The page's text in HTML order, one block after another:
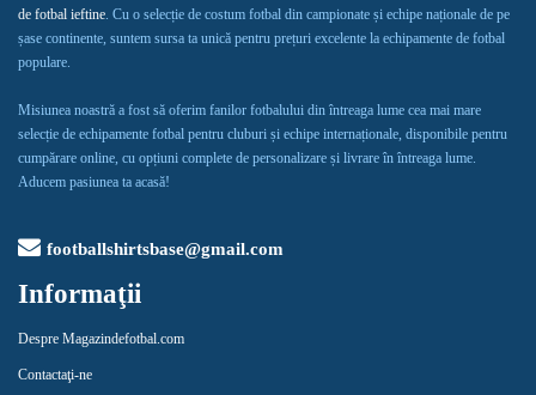
de fotbal ieftine. Cu o selecție de costum fotbal din campionate și echipe naționale de pe
șase continente, suntem sursa ta unică pentru prețuri excelente la echipamente de fotbal
populare.
Misiunea noastră a fost să oferim fanilor fotbalului din întreaga lume cea mai mare
selecție de echipamente fotbal pentru cluburi și echipe internaționale, disponibile pentru
cumpărare online, cu opțiuni complete de personalizare și livrare în întreaga lume.
Aducem pasiunea ta acasă!
footballshirtsbase@gmail.com
Informaţii
Despre Magazindefotbal.com
Contactaţi-ne